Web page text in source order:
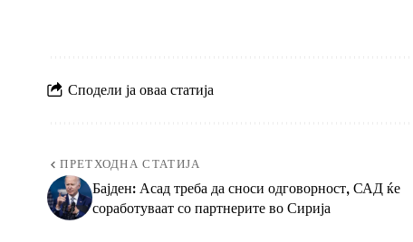
Сподели ја оваа статија
ПРЕТХОДНА СТАТИЈА
Бајден: Асад треба да сноси одговорност, САД ќе
соработуваат со партнерите во Сирија